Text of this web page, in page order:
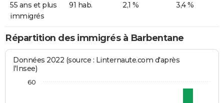
55 ans et plus
immigrés
91 hab. 2,1 % 3,4 %
Répartition des immigrés à Barbentane
Données 2022 (source : Linternaute.com d'après
l'Insee)
60